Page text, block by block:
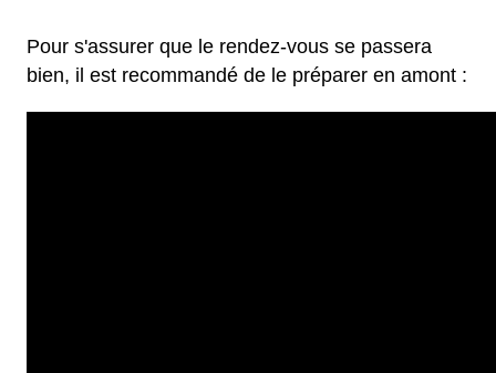
Pour s'assurer que le rendez-vous se passera
bien, il est recommandé de le préparer en amont :